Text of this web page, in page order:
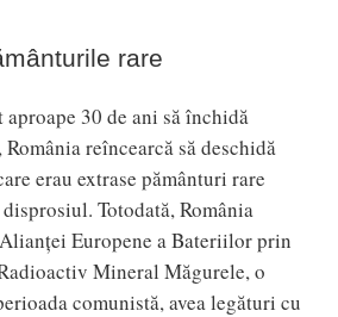
rare
30 de ani să închidă
reîncearcă să deschidă
erau extrase pământuri rare
Totodată, România
Europene a Bateriilor prin
Mineral Măgurele, o
comunistă, avea legături cu